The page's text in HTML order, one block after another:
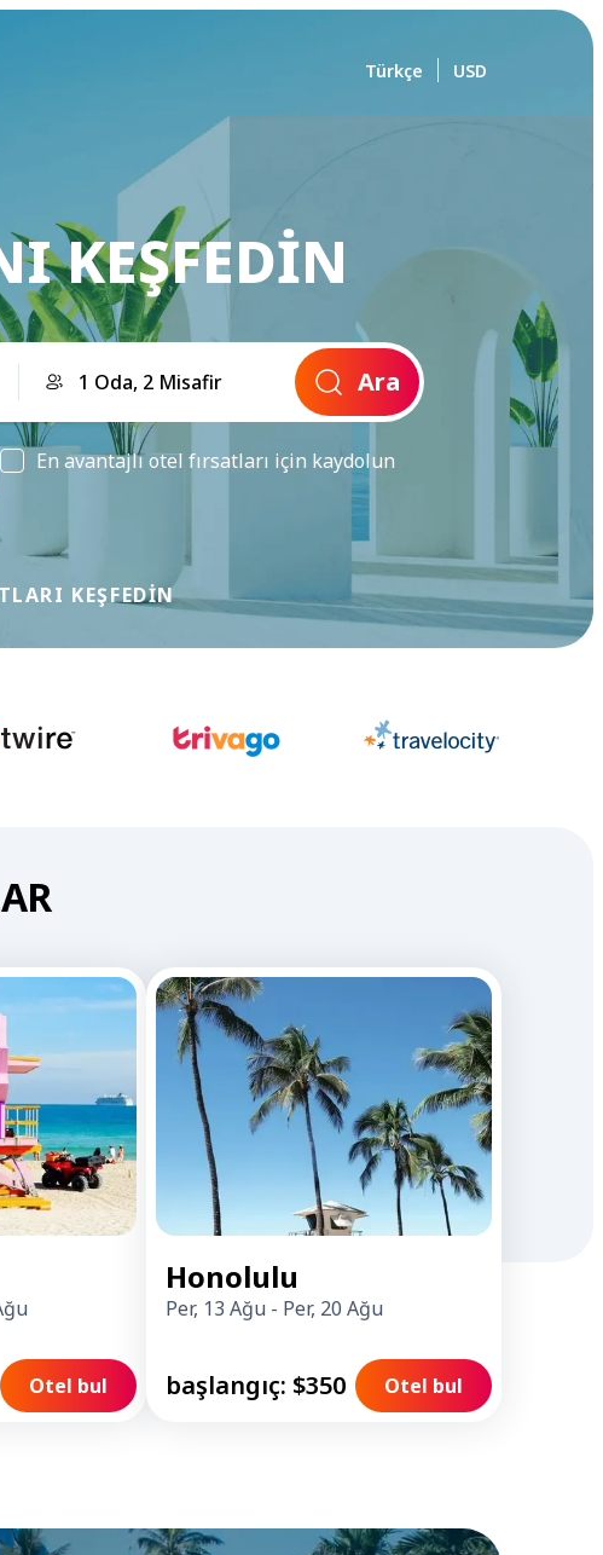
Türkçe USD
KEŞFEDIN
Ara
En avantajlı otel fırsatları için kaydolun
KEŞFEDIN
Otel bul
Honolulu
Per, 13 Ağu - Per, 20 Ağu
başlangıç: $350 Otel bul